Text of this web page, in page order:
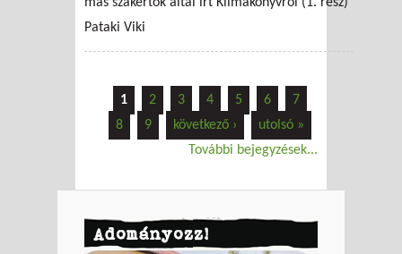
Pataki Viki
1 2 3 4 5 6
7
8
9 következő ›
utolsó »
További bejegyzések...
Adományozz!